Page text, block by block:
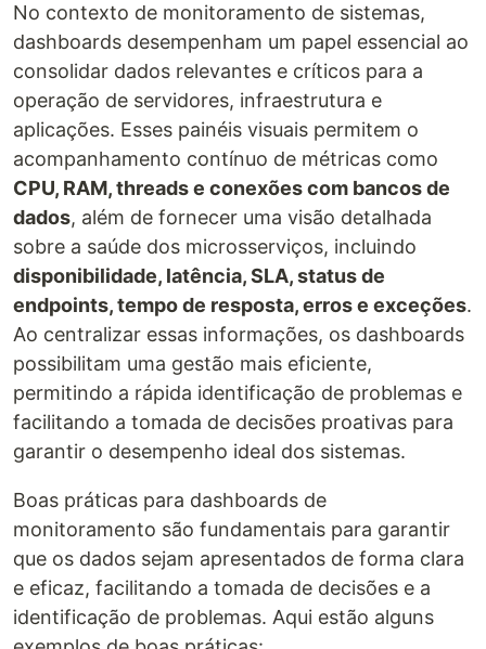
No contexto de monitoramento de sistemas,
dashboards desempenham um papel essencial ao
consolidar dados relevantes e críticos para a
operação de servidores, infraestrutura e
aplicações. Esses painéis visuais permitem o
acompanhamento contínuo de métricas como
CPU, RAM, threads e conexões com bancos de
dados, além de fornecer uma visão detalhada
sobre a saúde dos microsserviços, incluindo
disponibilidade, latência, SLA, status de
endpoints, tempo de resposta, erros e exceções.
Ao centralizar essas informações, os dashboards
possibilitam uma gestão mais eficiente,
permitindo a rápida identificação de problemas e
facilitando a tomada de decisões proativas para
garantir o desempenho ideal dos sistemas.
Boas práticas para dashboards de
monitoramento são fundamentais para garantir
que os dados sejam apresentados de forma clara
e eficaz, facilitando a tomada de decisões e a
identificação de problemas. Aqui estão alguns